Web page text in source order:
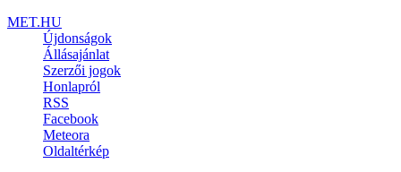
MET.HU
Újdonságok
Állásajánlat
Szerzői jogok
Honlapról
RSS
Facebook
Meteora
Oldaltérkép